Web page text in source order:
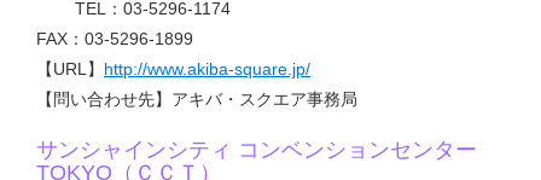
TEL：03-5296-1174
FAX：03-5296-1899
【URL】 http://www.akiba-square.jp/
【問い合わせ先】アキバ・スクエア事務局
サンシャインシティ コンベンションセンター
TOKYO（ＣＣＴ）